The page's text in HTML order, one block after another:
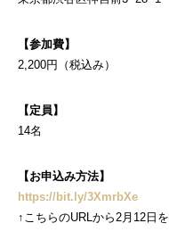
【参加費】
2,200円（税込み）
【定員】
14名
【お申込み方法】
https://bit.ly/3XmrbXe
↑こちらのURLから2月12日